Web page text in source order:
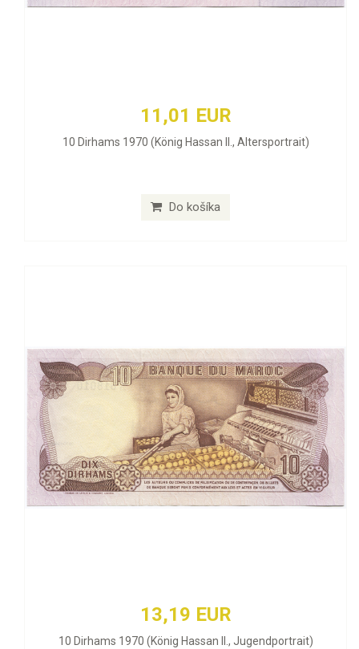
11,01 EUR
10 Dirhams 1970 (König Hassan II., Altersportrait)
Do košíka
13,19 EUR
10 Dirhams 1970 (König Hassan II., Jugendportrait)